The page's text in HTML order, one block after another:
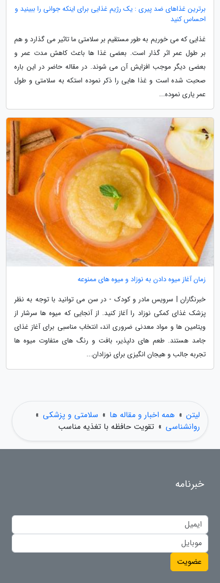
برترین غذاهای ضد پیری : یک رژیم غذایی برای اینکه جوانی را ببینید و
احساس کنید
غذایی که می خوریم به طور مستقیم بر سلامتی ما تاثیر می گذارد و هم
بر طول عمر اثر گذار است. بعضی غذا ها باعث کاهش مدت عمر و
بعضی دیگر موجب افزایش آن می شوند. در مقاله حاضر در این باره
صحبت شده است و غذا هایی را ذکر نموده استکه به سلامتی و طول
عمر یاری نموده...
زمان آغاز میوه دادن به نوزاد و میوه های ممنوعه
خبرنگاران | سرویس مادر و کودک - در سن می توانید با توجه به نظر
پزشک غذای کمکی نوزاد را آغاز کنید. از آنجایی که میوه ها سرشار از
ویتامین ها و مواد معدنی ضروری اند، انتخاب مناسبی برای آغاز غذای
جامد هستند. طعم های دلپذیر، بافت و رنگ های متفاوت میوه ها
تجربه جالب و هیجان انگیزی برای نوزادان...
لیتن » همه اخبار و مقاله ها » سلامتی و پزشکی »
روانشناسی » تقویت حافظه با تغذیه مناسب
خبرنامه
عضویت